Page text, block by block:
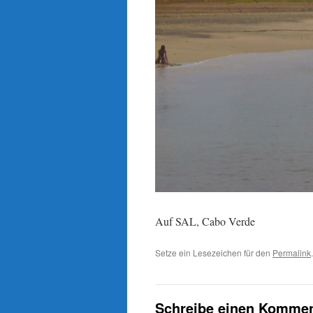
Auf SAL, Cabo Verde
Setze ein Lesezeichen für den Permalink.
Schreibe einen